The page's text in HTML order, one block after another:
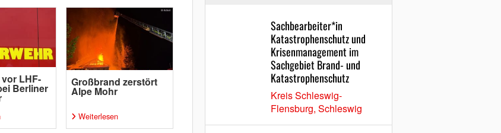
LHF-
Berliner Großbrand zerstört
Alpe Mohr
Weiterlesen
Sachbearbeiter*in
Katastrophenschutz und
Krisenmanagement im
Sachgebiet Brand- und
Katastrophenschutz
Kreis Schleswig-
Flensburg, Schleswig